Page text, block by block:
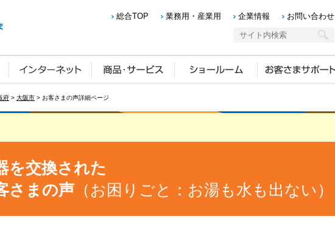
総合TOP 業務用・産業用 企業情報 お問い合わせ
府 > 大阪市 > お客さまの声詳細ページ
を交換された
さまの声 （お困りごと：お湯も水も出ない）